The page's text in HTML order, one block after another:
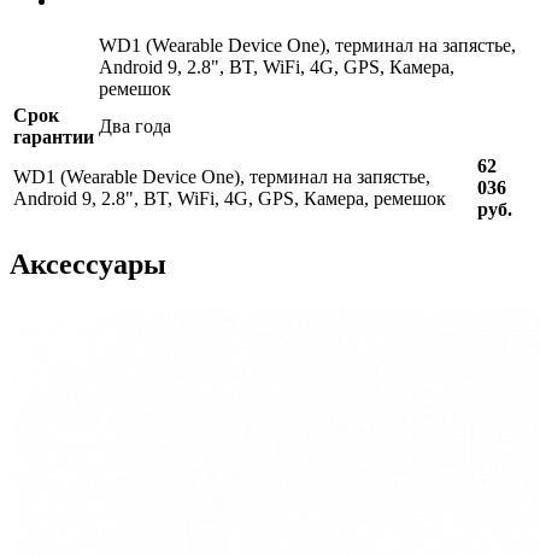
WD1 (Wearable Device One), терминал на запястье,
Android 9, 2.8", BT, WiFi, 4G, GPS, Камера,
ремешок
Срок
гарантии
Два года
WD1 (Wearable Device One), терминал на запястье,
Android 9, 2.8", BT, WiFi, 4G, GPS, Камера, ремешок
62
036
руб.
Аксессуары